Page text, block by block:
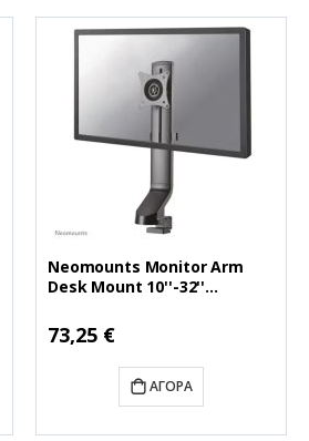
Neomounts Monitor Arm
Desk Mount 10''-32''
Ειδική
Τιμή
73,25 €
ΑΓΟΡΆ